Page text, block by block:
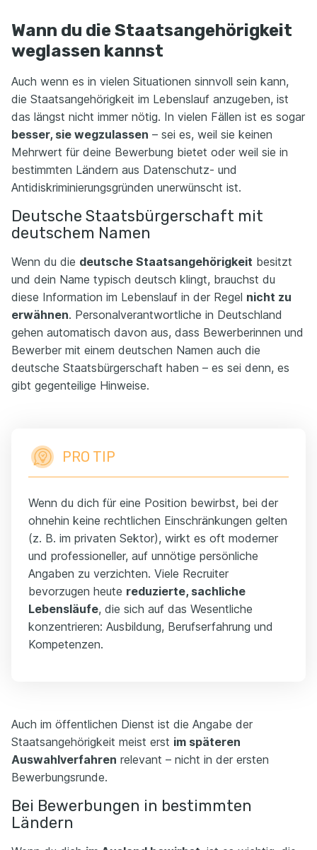
Wann du die Staatsangehörigkeit
weglassen kannst
Auch wenn es in vielen Situationen sinnvoll sein kann,
die Staatsangehörigkeit im Lebenslauf anzugeben, ist
das längst nicht immer nötig. In vielen Fällen ist es sogar
besser, sie wegzulassen – sei es, weil sie keinen
Mehrwert für deine Bewerbung bietet oder weil sie in
bestimmten Ländern aus Datenschutz- und
Antidiskriminierungsgründen unerwünscht ist.
Deutsche Staatsbürgerschaft mit
deutschem Namen
Wenn du die deutsche Staatsangehörigkeit besitzt
und dein Name typisch deutsch klingt, brauchst du
diese Information im Lebenslauf in der Regel nicht zu
erwähnen. Personalverantwortliche in Deutschland
gehen automatisch davon aus, dass Bewerberinnen und
Bewerber mit einem deutschen Namen auch die
deutsche Staatsbürgerschaft haben – es sei denn, es
gibt gegenteilige Hinweise.
PRO TIP
Wenn du dich für eine Position bewirbst, bei der
ohnehin keine rechtlichen Einschränkungen gelten
(z. B. im privaten Sektor), wirkt es oft moderner
und professioneller, auf unnötige persönliche
Angaben zu verzichten. Viele Recruiter
bevorzugen heute reduzierte, sachliche
Lebensläufe, die sich auf das Wesentliche
konzentrieren: Ausbildung, Berufserfahrung und
Kompetenzen.
Auch im öffentlichen Dienst ist die Angabe der
Staatsangehörigkeit meist erst im späteren
Auswahlverfahren relevant – nicht in der ersten
Bewerbungsrunde.
Bei Bewerbungen in bestimmten
Ländern